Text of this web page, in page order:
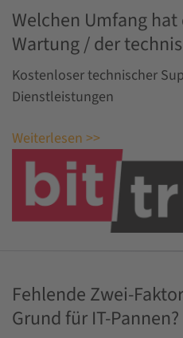
Welchen Umfang
Wartung / der
Kostenloser technischer
Dienstleistungen
Weiterlesen >>
Fehlende Zwei-
Grund für IT-Pannen?